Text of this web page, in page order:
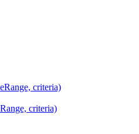
criteria)
criteria)